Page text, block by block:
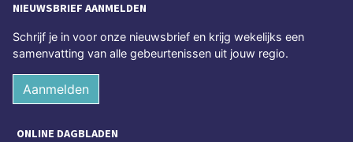
NIEUWSBRIEF AANMELDEN
Schrijf je in voor onze nieuwsbrief en krijg wekelijks een
samenvatting van alle gebeurtenissen uit jouw regio.
Aanmelden
ONLINE DAGBLADEN